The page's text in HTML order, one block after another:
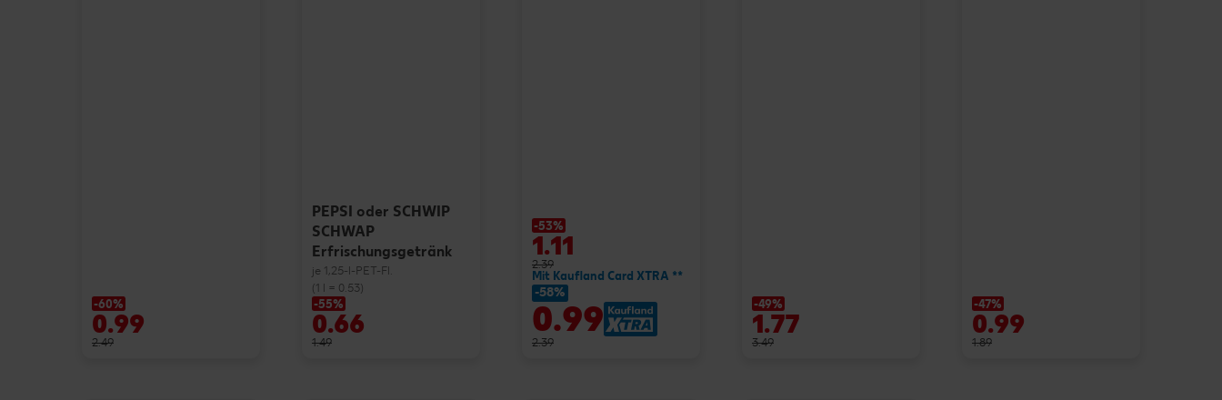
-60%
0.99
2.49
PEPSI oder SCHWIP
SCHWAP
Erfrischungsgetränk
je 1,25-l-PET-Fl.
(1 l = 0.53)
-55%
0.66
1.49
-53%
1.11
2.39
Mit Kaufland Card XTRA **
-58%
0.99
2.39
-49%
1.77
3.49
-47%
0.99
1.89